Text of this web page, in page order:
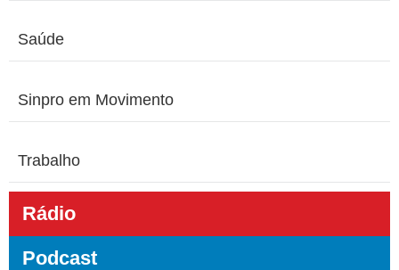
Saúde
Sinpro em Movimento
Trabalho
Rádio
Podcast